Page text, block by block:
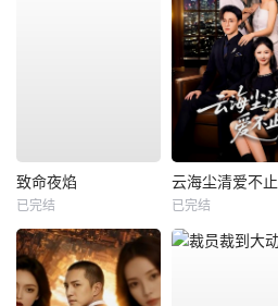
致命夜焰
已完结
云海尘清爱不止
已完结